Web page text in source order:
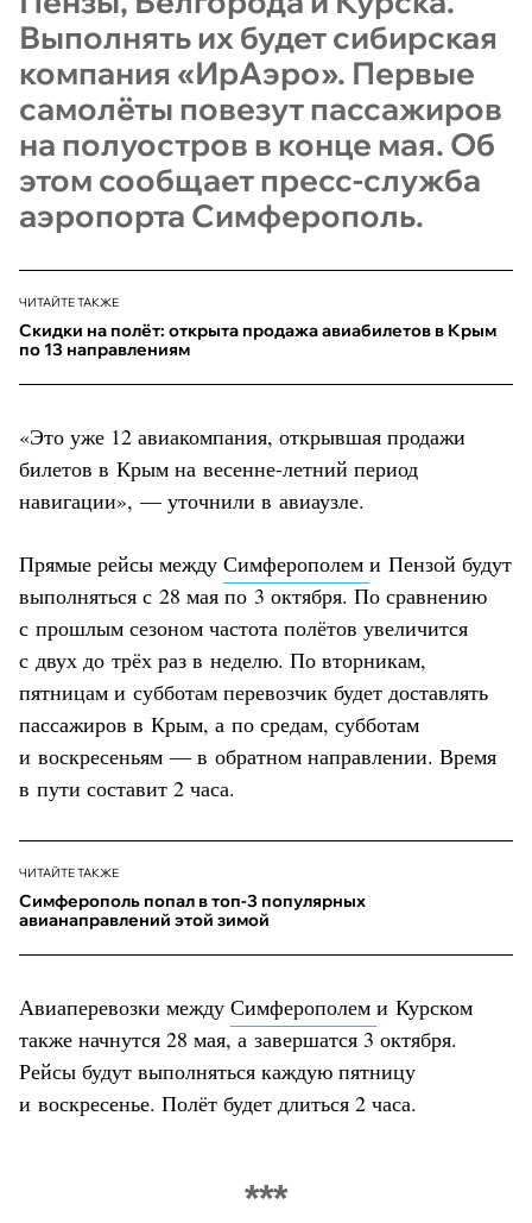
Выполнять их будет сибирская
компания «ИрАэро». Первые
самолёты повезут пассажиров
на полуостров в конце мая. Об
этом сообщает пресс-служба
аэропорта Симферополь.
ЧИТАЙТЕ ТАКЖЕ
Скидки на полёт: открыта продажа авиабилетов в Крым
по 13 направлениям
«Это уже 12 авиакомпания, открывшая продажи
билетов в Крым на весенне-летний период
навигации», — уточнили в авиаузле.
Прямые рейсы между Симферополем и Пензой будут
выполняться с 28 мая по 3 октября. По сравнению
с прошлым сезоном частота полётов увеличится
с двух до трёх раз в неделю. По вторникам,
пятницам и субботам перевозчик будет доставлять
пассажиров в Крым, а по средам, субботам
и воскресеньям — в обратном направлении. Время
в пути составит 2 часа.
ЧИТАЙТЕ ТАКЖЕ
Симферополь попал в топ-3 популярных
авианаправлений этой зимой
Авиаперевозки между Симферополем и Курском
также начнутся 28 мая, а завершатся 3 октября.
Рейсы будут выполняться каждую пятницу
и воскресенье. Полёт будет длиться 2 часа.